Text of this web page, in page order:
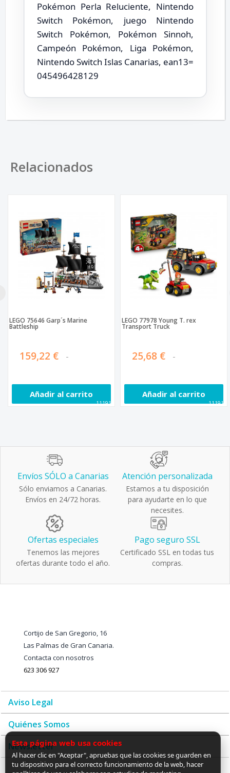
Pokémon Perla Reluciente, Nintendo
Switch Pokémon, juego Nintendo
Switch Pokémon, Pokémon Sinnoh,
Campeón Pokémon, Liga Pokémon,
Nintendo Switch Islas Canarias, ean13=
045496428129
Relacionados
LEGO 75646 Garp´s Marine
Battleship
159,22 €
Añadir al carrito
111910
LEGO 77978 Young T. rex
Transport Truck
25,68 €
Añadir al carrito
111911
Envíos SÓLO a Canarias
Sólo enviamos a Canarias.
Envíos en 24/72 horas.
Atención personalizada
Estamos a tu disposición
para ayudarte en lo que
necesites.
Ofertas especiales
Tenemos las mejores
ofertas durante todo el año.
Pago seguro SSL
Certificado SSL en todas tus
compras.
Cortijo de San Gregorio, 16
Las Palmas de Gran Canaria.
Contacta con nosotros
623 306 927
Aviso Legal
Quiénes Somos
Newsletter
Esta página web usa cookies
Al hacer clic en "Aceptar", apruebas que las cookies se guarden en
tu dispositivo para el correcto funcionamiento de la web, hacer